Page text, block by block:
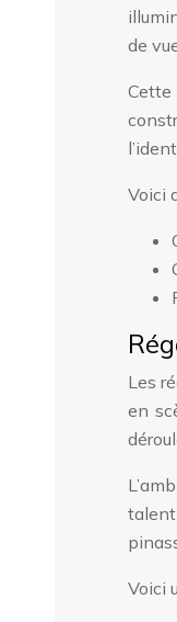
de
Voici
Les
en
Voici